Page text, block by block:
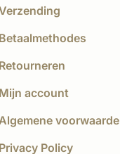
Betaalmethodes
Retourneren
Mijn account
Privacy Policy